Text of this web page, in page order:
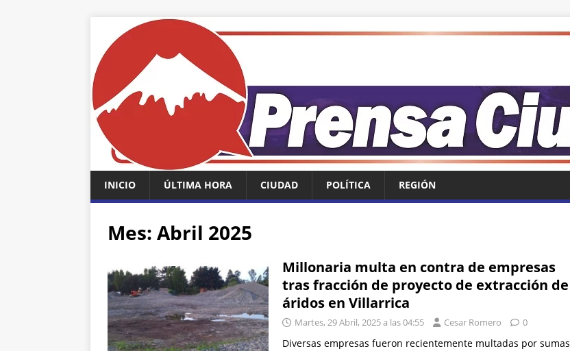
INICIO ÚLTIMA HORA CIUDAD POLÍTICA REGIÓN
Mes: Abril 2025
Millonaria multa en contra de empresas
tras fracción de proyecto de extracción de
áridos en Villarrica
Martes, 29 Abril, 2025 a las 04:55 Cesar Romero 0
Diversas empresas fueron recientemente multadas por sumas